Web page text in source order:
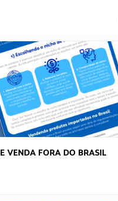
VENDA FORA DO BRASIL